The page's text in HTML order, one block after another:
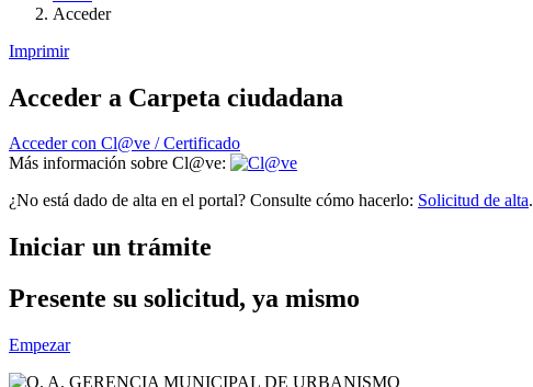
Acceder
Imprimir
Acceder a Carpeta ciudadana
Acceder con Cl@ve / Certificado
Más información sobre Cl@ve:
¿No está dado de alta en el portal? Consulte cómo hacerlo: Solicitud de alta.
Iniciar un trámite
Presente su solicitud, ya mismo
Empezar